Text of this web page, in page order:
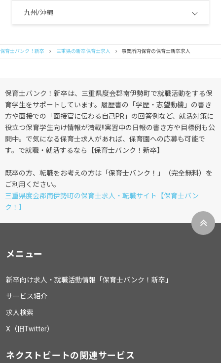
九州/沖縄
保育士バンク！新卒 三重県の新卒保育士求人 事業所内保育の保育士新卒求人
保育士バンク！新卒は、三重県度会郡南伊勢町で就職活動をする保
育学生をサポートしています。履歴書の「学歴・志望動機」の書き
方や面接での「面接官に伝わる自己PR」の回答例など、就活対策に
役立つ保育学生向け情報が満載!!実習中の日報の書き方や目標例も公
開中。で気になる保育士求人があれば、保育園への応募も可能で
す。で就職・就活するなら【保育士バンク！新卒】
既卒の方、転職をお考えの方は「保育士バンク！」（完全無料）を
ご利用ください。
三重県度会郡南伊勢町の保育士求人・転職サイト【保育士バン
ク！】
メニュー
新卒向け求人・就職活動情報「保育士バンク！新卒」
サービス紹介
求人検索
X（旧Twitter）
ネクストビートの関連サービス